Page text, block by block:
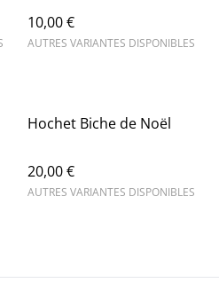
10,00 €
AUTRES VARIANTES DISPONIBLES
Hochet Biche de Noël
20,00 €
AUTRES VARIANTES DISPONIBLES